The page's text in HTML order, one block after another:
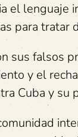
el lenguaje
para tratar
sus falsos
y el
Cuba y su